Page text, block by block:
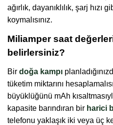
ağırlık, dayanıklılık, şarj hızı
koymalısınız.
Miliamper saat
belirlersiniz?
Bir doğa kampı
tüketim miktarını
büyüklüğünü mAh
kapasite barındıran bir harici
telefonu yaklaşık iki veya üç